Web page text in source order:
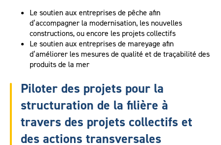
Le soutien aux entreprises de pêche afin
d’accompagner la modernisation, les nouvelles
constructions, ou encore les projets collectifs
Le soutien aux entreprises de mareyage afin
d’améliorer les mesures de qualité et de traçabilité des
produits de la mer
Piloter des projets pour la
structuration de la filière à
travers des projets collectifs et
des actions transversales